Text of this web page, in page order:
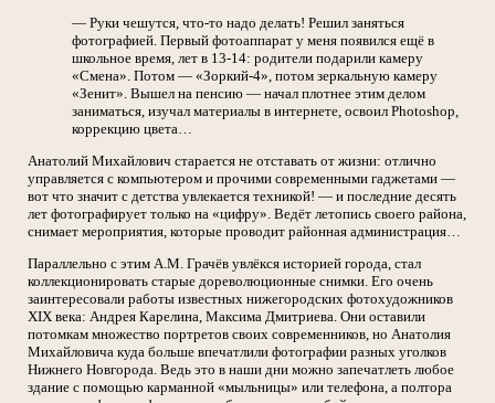
— Руки чешутся, что-то надо делать! Решил заняться
фотографией. Первый фотоаппарат у меня появился ещё в
школьное время, лет в 13-14: родители подарили камеру
«Смена». Потом — «Зоркий-4», потом зеркальную камеру
«Зенит». Вышел на пенсию — начал плотнее этим делом
заниматься, изучал материалы в интернете, освоил Photoshop,
коррекцию цвета…
Анатолий Михайлович старается не отставать от жизни: отлично
управляется с компьютером и прочими современными гаджетами —
вот что значит с детства увлекается техникой! — и последние десять
лет фотографирует только на «цифру». Ведёт летопись своего района,
снимает мероприятия, которые проводит районная администрация…
Параллельно с этим А.М. Грачёв увлёкся историей города, стал
коллекционировать старые дореволюционные снимки. Его очень
заинтересовали работы известных нижегородских фотохудожников
XIX века: Андрея Карелина, Максима Дмитриева. Они оставили
потомкам множество портретов своих современников, но Анатолия
Михайловича куда больше впечатлили фотографии разных уголков
Нижнего Новгорода. Ведь это в наши дни можно запечатлеть любое
здание с помощью карманной «мыльницы» или телефона, а полтора